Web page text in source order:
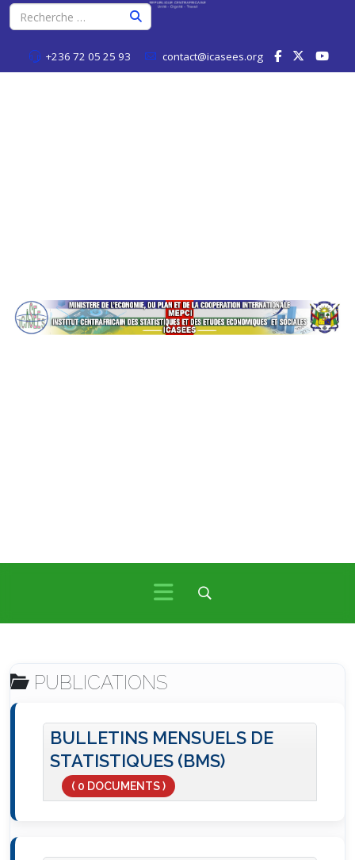
+236 72 05 25 93 contact@icasees.org
PUBLICATIONS
BULLETINS MENSUELS DE
STATISTIQUES (BMS)
( 0 DOCUMENTS )